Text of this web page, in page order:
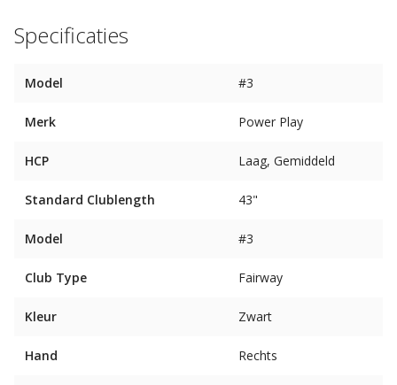
Specificaties
Model #3
Merk Power Play
HCP Laag, Gemiddeld
Standard Clublength 43"
Model #3
Club Type Fairway
Kleur Zwart
Hand Rechts